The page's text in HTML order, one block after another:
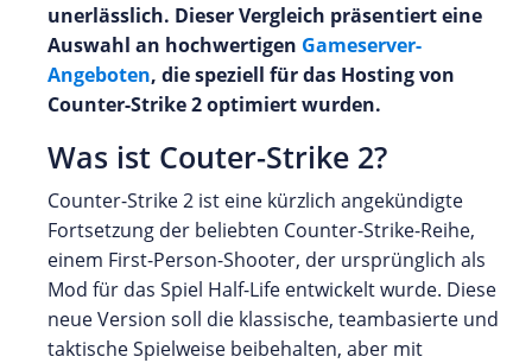
unerlässlich. Dieser Vergleich präsentiert eine
Auswahl an hochwertigen Gameserver-
Angeboten, die speziell für das Hosting von
Counter-Strike 2 optimiert wurden.
Was ist Couter-Strike 2?
Counter-Strike 2 ist eine kürzlich angekündigte
Fortsetzung der beliebten Counter-Strike-Reihe,
einem First-Person-Shooter, der ursprünglich als
Mod für das Spiel Half-Life entwickelt wurde. Diese
neue Version soll die klassische, teambasierte und
taktische Spielweise beibehalten, aber mit